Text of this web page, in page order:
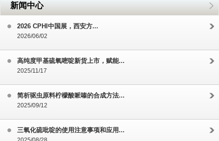
新闻中心
2026 CPHI中国展，西安方...
2026/06/02
高纯度甲基硫氧嘧啶新货上市，赋能...
2025/11/17
简析驱虫原料柠檬酸哌嗪的合成方法...
2025/09/12
三氧化硫吡啶的使用注意事项和应用...